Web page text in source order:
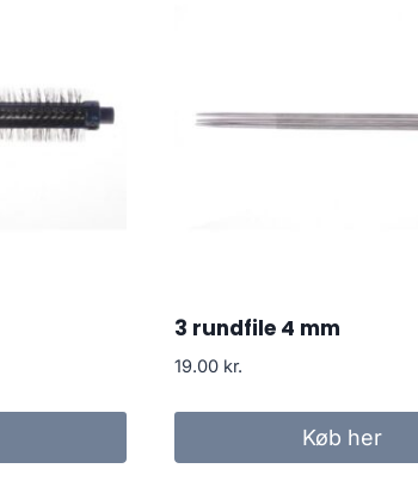
3 rundfile 4 mm
19.00 kr.
Køb her